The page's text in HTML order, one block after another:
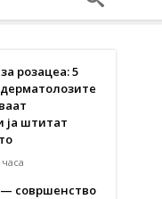
розацеа: 5
ја штитат
часа
совршенство